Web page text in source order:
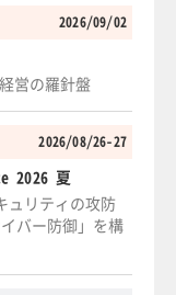
2026/09/02
営の羅針盤
2026/08/26-27
2026 夏
ュリティの攻防
バー防御」を構